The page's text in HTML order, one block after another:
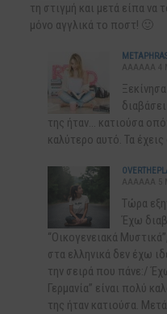
τη στιγμή και μετά είπα να
μόνο αγγλικά το ποστ! 🙂
της ήταν… κατιούσα
καλύτερο αυτό. Τα έχεις
Τώρα
Έχω
“Οικογενειακά
στα ελληνικά δεν έχω
την σειρά που πάνε:/
Γερμανία” είναι πολύ
της ήταν κατιούσα.